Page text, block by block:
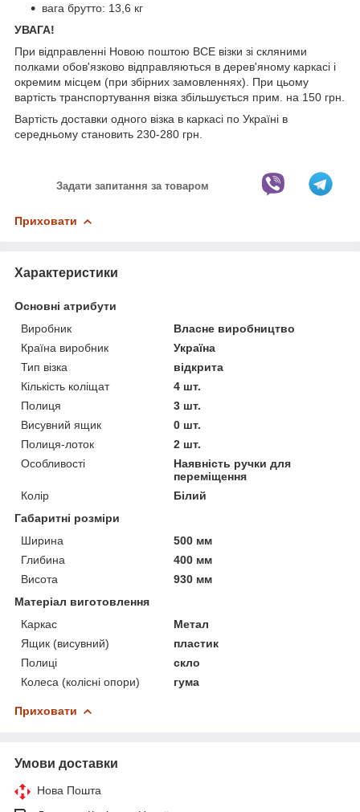
вага брутто: 13,6 кг
УВАГА!
При відправленні Новою поштою ВСЕ візки зі скляними
полками обов'язково відправляються в дерев'яному каркасі і
окремим місцем (при збірних замовленнях). При цьому
вартість транспортування візка збільшується прим. на 150 грн.
Вартість доставки одного візка в каркасі по Україні в
середньому становить 230-280 грн.
Задати запитання за товаром
Приховати
Характеристики
Основні атрибути
Виробник
Власне виробництво
Країна виробник
Україна
Тип візка
відкрита
Кількість коліщат
4 шт.
Полиця
3 шт.
Висувний ящик
0 шт.
Полиця-лоток
2 шт.
Особливості
Наявність ручки для
переміщення
Колір
Білий
Габаритні розміри
Ширина
500 мм
Глибина
400 мм
Висота
930 мм
Матеріал виготовлення
Каркас
Метал
Ящик (висувний)
пластик
Полиці
скло
Колеса (колісні опори)
гума
Приховати
Умови доставки
Нова Пошта